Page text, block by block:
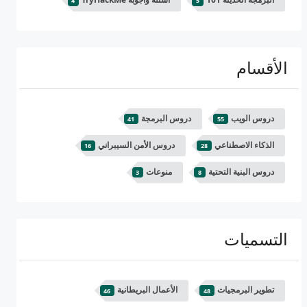
الأقسام
دروس الويب 55 دروس البرمجة 41
الذكاء الاصطناعي 28 دروس الأمن السيبراني 16
دروس البنية التحتية 8 منوعات 3
التسميات
تطوير البرمجيات 48 الأعمال البريطانية 46